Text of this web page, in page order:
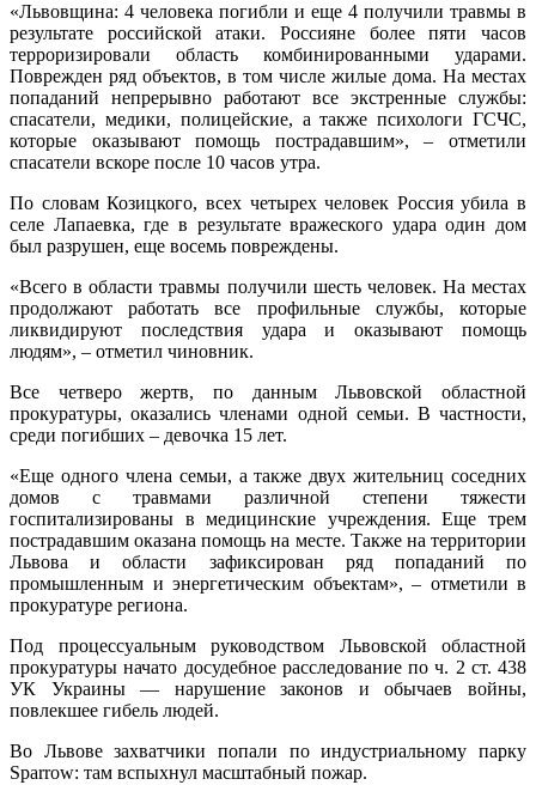
«Львовщина: 4 человека погибли и еще 4 получили травмы в
результате российской атаки. Россияне более пяти часов
терроризировали область комбинированными ударами.
Поврежден ряд объектов, в том числе жилые дома. На местах
попаданий непрерывно работают все экстренные службы:
спасатели, медики, полицейские, а также психологи ГСЧС,
которые оказывают помощь пострадавшим», – отметили
спасатели вскоре после 10 часов утра.
По словам Козицкого, всех четырех человек Россия убила в
селе Лапаевка, где в результате вражеского удара один дом
был разрушен, еще восемь повреждены.
«Всего в области травмы получили шесть человек. На местах
продолжают работать все профильные службы, которые
ликвидируют последствия удара и оказывают помощь
людям», – отметил чиновник.
Все четверо жертв, по данным Львовской областной
прокуратуры, оказались членами одной семьи. В частности,
среди погибших – девочка 15 лет.
«Еще одного члена семьи, а также двух жительниц соседних
домов с травмами различной степени тяжести
госпитализированы в медицинские учреждения. Еще трем
пострадавшим оказана помощь на месте. Также на территории
Львова и области зафиксирован ряд попаданий по
промышленным и энергетическим объектам», – отметили в
прокуратуре региона.
Под процессуальным руководством Львовской областной
прокуратуры начато досудебное расследование по ч. 2 ст. 438
УК Украины — нарушение законов и обычаев войны,
повлекшее гибель людей.
Во Львове захватчики попали по индустриальному парку
Sparrow: там вспыхнул масштабный пожар.